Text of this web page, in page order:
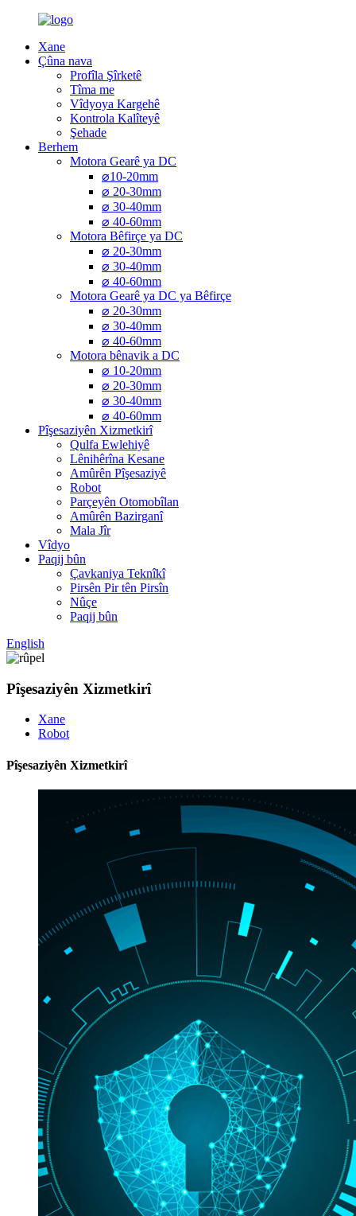
Xane
Çûna nava
Profîla Şîrketê
Tîma me
Vîdyoya Kargehê
Kontrola Kalîteyê
Şehade
Berhem
Motora Gearê ya DC
⌀10-20mm
⌀ 20-30mm
⌀ 30-40mm
⌀ 40-60mm
Motora Bêfirçe ya DC
⌀ 20-30mm
⌀ 30-40mm
⌀ 40-60mm
Motora Gearê ya DC ya Bêfirçe
⌀ 20-30mm
⌀ 30-40mm
⌀ 40-60mm
Motora bênavik a DC
⌀ 10-20mm
⌀ 20-30mm
⌀ 30-40mm
⌀ 40-60mm
Pîşesaziyên Xizmetkirî
Qulfa Ewlehiyê
Lênihêrîna Kesane
Amûrên Pîşesaziyê
Robot
Parçeyên Otomobîlan
Amûrên Bazirganî
Mala Jîr
Vîdyo
Paqij bûn
Çavkaniya Teknîkî
Pirsên Pir tên Pirsîn
Nûçe
Paqij bûn
English
Pîşesaziyên Xizmetkirî
Xane
Robot
Pîşesaziyên Xizmetkirî